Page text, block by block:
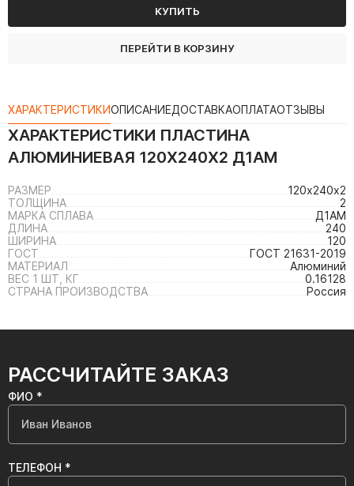
КУПИТЬ
ПЕРЕЙТИ В КОРЗИНУ
ХАРАКТЕРИСТИКИОПИСАНИЕДОСТАВКАОПЛАТАОТЗЫВЫ
ХАРАКТЕРИСТИКИ ПЛАСТИНА
АЛЮМИНИЕВАЯ 120Х240Х2 Д1АМ
РАЗМЕР
120х240х2
ТОЛЩИНА
2
МАРКА СПЛАВА
Д1АМ
ДЛИНА
240
ШИРИНА
120
ГОСТ
ГОСТ 21631-2019
МАТЕРИАЛ
Алюминий
ВЕС 1 ШТ, КГ
0.16128
СТРАНА ПРОИЗВОДСТВА
Россия
РАССЧИТАЙТЕ ЗАКАЗ
ФИО *
ТЕЛЕФОН *